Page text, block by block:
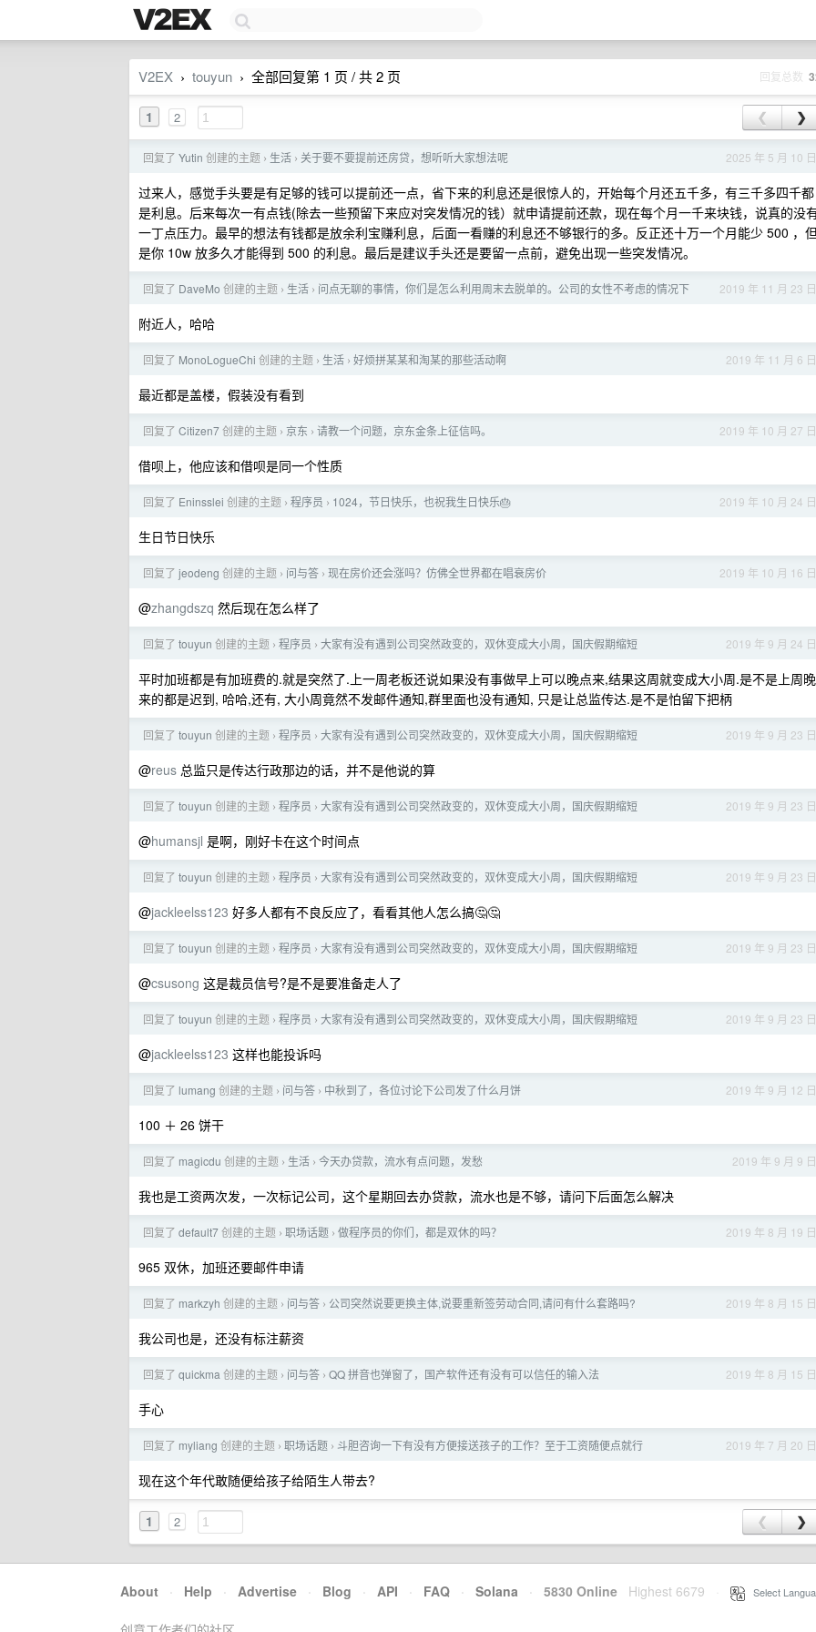
V2EX › touyun › 全部回复第 1 页 / 共 2 页 回复总数
1 2 ❮ ❯
2025 年 5 月 10 日
回复了 Yutin 创建的主题 › 生活 › 关于要不要提前还房贷，想听听大家想法呢
过来人，感觉手头要是有足够的钱可以提前还一点，省下来的利息还是很惊人的，开始每个月还五千多，有三千多四千都
是利息。后来每次一有点钱(除去一些预留下来应对突发情况的钱）就申请提前还款，现在每个月一千来块钱，说真的没
一丁点压力。最早的想法有钱都是放余利宝赚利息，后面一看赚的利息还不够银行的多。反正还十万一个月能少 500 ，但
是你 10w 放多久才能得到 500 的利息。最后是建议手头还是要留一点前，避免出现一些突发情况。
2019 年 11 月 23 日
回复了 DaveMo 创建的主题 › 生活 › 问点无聊的事情，你们是怎么利用周末去脱单的。公司的女性不考虑的情况下
附近人，哈哈
2019 年 11 月 6 日
回复了 MonoLogueChi 创建的主题 › 生活 › 好烦拼某某和淘某的那些活动啊
最近都是盖楼，假装没有看到
2019 年 10 月 27 日
回复了 Citizen7创建的主题 › 京东 › 请教一个问题，京东金条上征信吗。
借呗上，他应该和借呗是同一个性质
2019 年 10 月 24 日
回复了 Eninsslei 创建的主题 › 程序员 › 1024，节日快乐，也祝我生日快乐🎂
生日节日快乐
2019 年 10 月 16 日
回复了 jeodeng 创建的主题 › 问与答 › 现在房价还会涨吗？仿佛全世界都在唱衰房价
@zhangdszq 然后现在怎么样了
2019 年 9 月 24 日
回复了 touyun 创建的主题 › 程序员 › 大家有没有遇到公司突然政变的，双休变成大小周，国庆假期缩短
平时加班都是有加班费的.就是突然了.上一周老板还说如果没有事做早上可以晚点来,结果这周就变成大小周.是不是上周晚
来的都是迟到, 哈哈,还有, 大小周竟然不发邮件通知,群里面也没有通知, 只是让总监传达.是不是怕留下把柄
2019 年 9 月 23 日
回复了 touyun 创建的主题 › 程序员 › 大家有没有遇到公司突然政变的，双休变成大小周，国庆假期缩短
@reus 总监只是传达行政那边的话，并不是他说的算
2019 年 9 月 23 日
回复了 touyun 创建的主题 › 程序员 › 大家有没有遇到公司突然政变的，双休变成大小周，国庆假期缩短
@humansjl 是啊，刚好卡在这个时间点
2019 年 9 月 23 日
回复了 touyun 创建的主题 › 程序员 › 大家有没有遇到公司突然政变的，双休变成大小周，国庆假期缩短
@jackleelss123 好多人都有不良反应了，看看其他人怎么搞🤔🤔
2019 年 9 月 23 日
回复了 touyun 创建的主题 › 程序员 › 大家有没有遇到公司突然政变的，双休变成大小周，国庆假期缩短
@csusong 这是裁员信号?是不是要准备走人了
2019 年 9 月 23 日
回复了 touyun 创建的主题 › 程序员 › 大家有没有遇到公司突然政变的，双休变成大小周，国庆假期缩短
@jackleelss123 这样也能投诉吗
2019 年 9 月 12 日
回复了 lumang 创建的主题 › 问与答 › 中秋到了，各位讨论下公司发了什么月饼
100 ＋ 26 饼干
2019 年 9 月 9 日
回复了 magicdu 创建的主题 › 生活 › 今天办贷款，流水有点问题，发愁
我也是工资两次发，一次标记公司，这个星期回去办贷款，流水也是不够，请问下后面怎么解决
2019 年 8 月 19 日
回复了 default7创建的主题 › 职场话题 › 做程序员的你们，都是双休的吗？
965 双休，加班还要邮件申请
2019 年 8 月 15 日
回复了 markzyh 创建的主题 › 问与答 › 公司突然说要更换主体,说要重新签劳动合同,请问有什么套路吗?
我公司也是，还没有标注薪资
2019 年 8 月 15 日
回复了 quickma 创建的主题 › 问与答 › QQ 拼音也弹窗了，国产软件还有没有可以信任的输入法
手心
2019 年 7 月 20 日
回复了 myliang 创建的主题 › 职场话题 › 斗胆咨询一下有没有方便接送孩子的工作？至于工资随便点就行
现在这个年代敢随便给孩子给陌生人带去?
1 2 ❮ ❯
About · Help · Advertise · Blog · API · FAQ · Solana · 5830 Online Highest 6679 Select